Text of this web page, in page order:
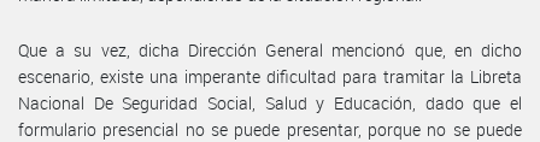
Que a su vez, dicha Dirección General mencionó que, en dicho
escenario, existe una imperante dificultad para tramitar la Libreta
Nacional De Seguridad Social, Salud y Educación, dado que el
formulario presencial no se puede presentar, porque no se puede